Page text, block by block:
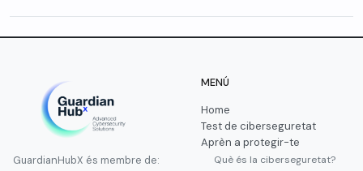
GuardianHubX és membre de:
MENÚ
Home
Test de ciberseguretat
Aprèn a protegir-te
Què és la ciberseguretat?